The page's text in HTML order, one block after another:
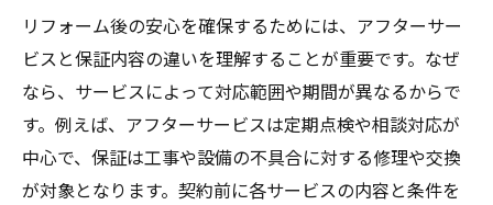
リフォーム後の安心を確保するためには、アフターサー
ビスと保証内容の違いを理解することが重要です。なぜ
なら、サービスによって対応範囲や期間が異なるからで
す。例えば、アフターサービスは定期点検や相談対応が
中心で、保証は工事や設備の不具合に対する修理や交換
が対象となります。契約前に各サービスの内容と条件を